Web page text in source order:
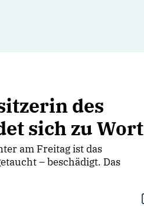
des
sich zu Wort
am Freitag ist das
– beschädigt. Das